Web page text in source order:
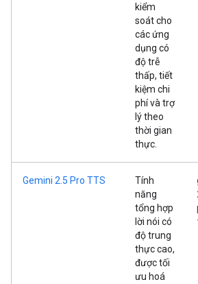
kiểm
soát cho
các ứng
dụng có
độ trễ
thấp, tiết
kiệm chi
phí và trợ
lý theo
thời gian
thực.
Gemini 2.5 Pro TTS
Tính
năng
tổng hợp
lời nói có
độ trung
thực cao,
được tối
ưu hoá